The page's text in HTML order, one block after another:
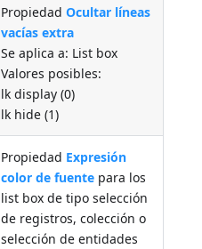
PropiedadOcultar líneas
vacías extra
Se aplica a: List box
Valores posibles:
lk display (0)
lk hide (1)
Propiedad Expresión
color de fuente para los
list box de tipo selección
de registros, colección o
selección de entidades